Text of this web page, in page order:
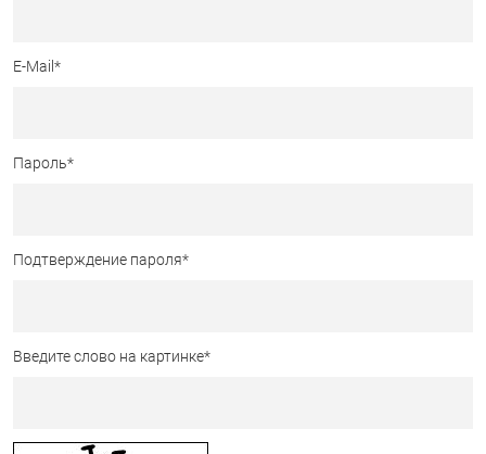
E-Mail *
Пароль*
Подтверждение пароля*
Введите слово на картинке*